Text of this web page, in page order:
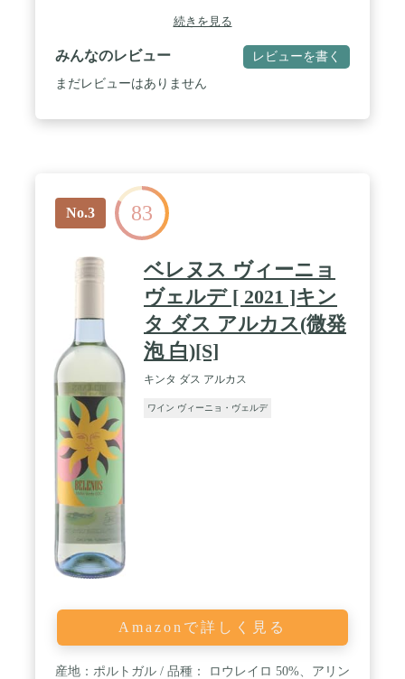
続きを見る
みんなのレビュー レビューを書く
まだレビューはありません
No.3 83
ベレヌス ヴィーニョ
ヴェルデ [ 2021 ]キン
タ ダス アルカス(微発
泡 白)[S]
キンタ ダス アルカス
ワイン ヴィーニョ・ヴェルデ
Amazonで詳しく見る
産地：ポルトガル / 品種： ロウレイロ 50%、アリン